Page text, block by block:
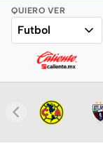
QUIERO VER
Futbol